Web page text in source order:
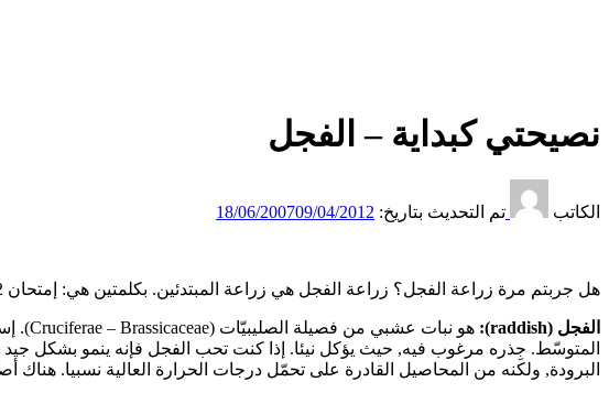
نصيحتي كبداية – الفجل
الكاتب تم التحديث بتاريخ: 18/06/200709/04/2012
هل جربتم مرة زراعة الفجل؟ زراعة الفجل هي زراعة المبتدئين. بكلمتين هي: إمتحان KG2 يقدم لطلاب الجامعة!!
الفجل (raddish):
المتوسّط. جِذره مرغوب فيه, حيث يؤكل نيئا. إذا كنت تحب الفجل فإنه ينمو بشكل جيد
البرودة, ولكنه من المحاصيل القادرة على تحمّل درجات الحرارة العالية نسبيا. هناك